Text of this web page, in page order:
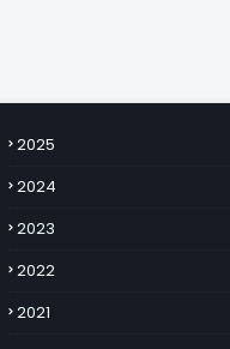
2025
2024
2023
2022
2021